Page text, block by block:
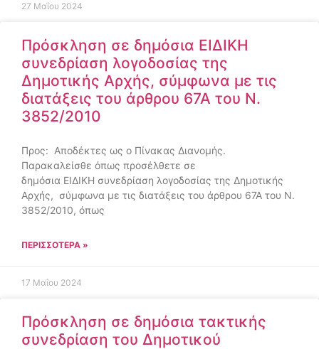
27 Μαΐου 2024
Πρόσκληση σε δημόσια ΕΙΔΙΚΗ
συνεδρίαση λογοδοσίας της
Δημοτικής Αρχής, σύμφωνα με τις
διατάξεις του άρθρου 67Α του Ν.
3852/2010
Προς: Αποδέκτες ως ο Πίνακας Διανομής.
Παρακαλείσθε όπως προσέλθετε σε
δημόσια ΕΙΔΙΚΗ συνεδρίαση λογοδοσίας της Δημοτικής
Αρχής, σύμφωνα με τις διατάξεις του άρθρου 67Α του Ν.
3852/2010, όπως
ΠΕΡΙΣΣΌΤΕΡΑ »
17 Μαΐου 2024
Πρόσκληση σε δημόσια τακτικής
συνεδρίαση του Δημοτικού